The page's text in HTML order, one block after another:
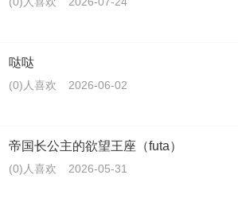
哒哒
(0)人喜欢 2026-06-02
帝国长公主的欲望王座（futa）
(0)人喜欢 2026-05-31